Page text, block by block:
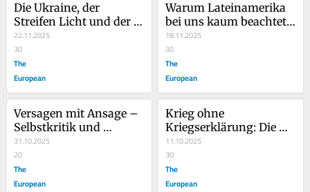
Die Ukraine, der
Streifen Licht und der
entgegenrasende Zug
22.11.2025
30
The
European
Warum Lateinamerika
bei uns kaum beachtet
wird
18.11.2025
30
The
European
Versagen mit Ansage –
Selbstkritik und
Lernerfolge bleiben
überschaubar
31.10.2025
20
The
European
Krieg ohne
Kriegserklärung: Die
vielfältigen Angriffe auf
unsere Demokratie
11.10.2025
30
The
European